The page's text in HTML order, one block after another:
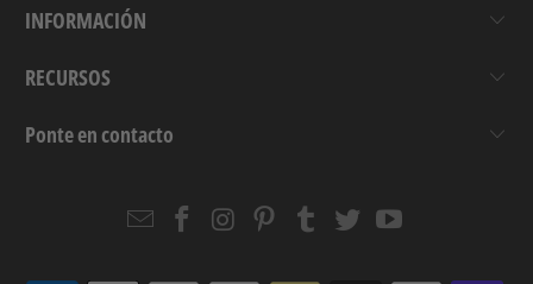
INFORMACIÓN
RECURSOS
Ponte en contacto
EmailStrapcode
Strapcode
Strapcode
Strapcode
Strapcode